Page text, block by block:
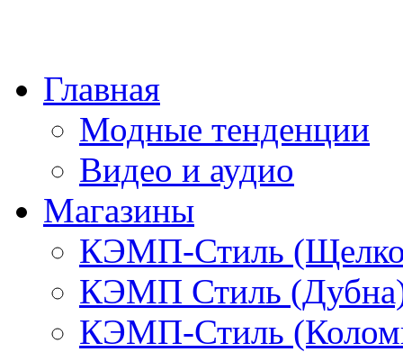
Главная
Модные тенденции
Видео и аудио
Магазины
КЭМП-Стиль
КЭМП Стиль
КЭМП-Стиль